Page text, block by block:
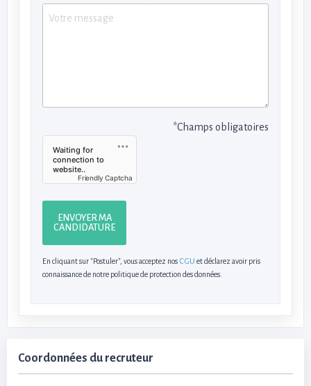
*Champs obligatoires
Friendly Captcha
ENVOYER MA
CANDIDATURE
En cliquant sur "Postuler", vous acceptez nos CGU et déclarez avoir pris
connaissance de notre politique de protection des données.
Coordonnées du recruteur